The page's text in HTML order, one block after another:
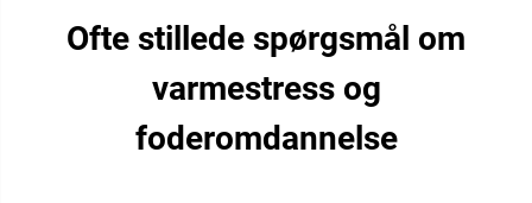
Ofte stillede spørgsmål om
varmestress og
foderomdannelse